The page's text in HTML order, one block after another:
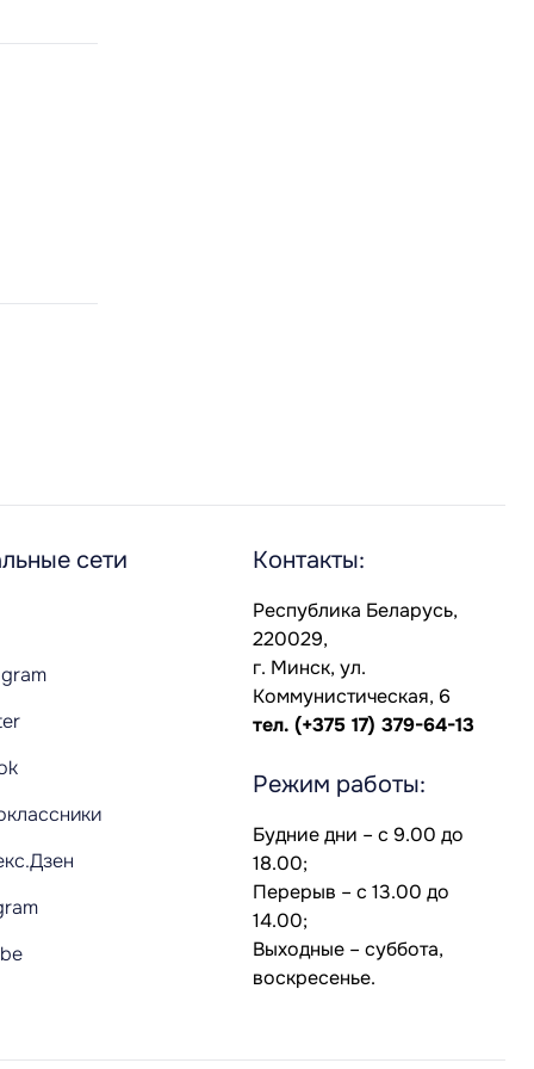
сети Контакты:
Республика Беларусь,
220029,
г. Минск, ул.
Коммунистическая, 6
тел. (+375 17) 379-64-13
Режим работы:
Будние дни – с 9.00 до
18.00;
Перерыв – с 13.00 до
14.00;
Выходные – суббота,
воскресенье.